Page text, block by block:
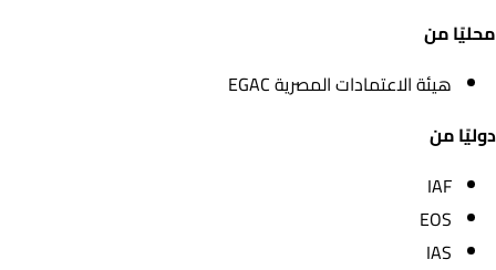
محليًا من
هيئة الاعتمادات المصرية EGAC
دوليًا من
IAF
EOS
IAS